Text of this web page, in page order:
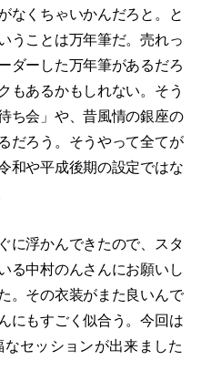
なくちゃいかんだろと。と
うことは万年筆だ。売れっ
ダーした万年筆があるだろ
もあるかもしれない。そう
ち会」や、昔風情の銀座の
だろう。そうやって全てが
和や平成後期の設定ではな
に浮かんできたので、スタ
る中村のんさんにお願いし
。その衣装がまた良いんで
にもすごく似合う。今回は
セッションが出来ました